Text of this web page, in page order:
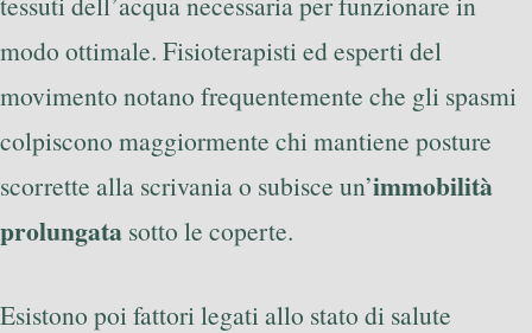
modo ottimale. Fisioterapisti ed esperti del
movimento notano frequentemente che gli spasmi
colpiscono maggiormente chi mantiene posture
scorrette alla scrivania o subisce un’immobilità
prolungata sotto le coperte.
Esistono poi fattori legati allo stato di salute